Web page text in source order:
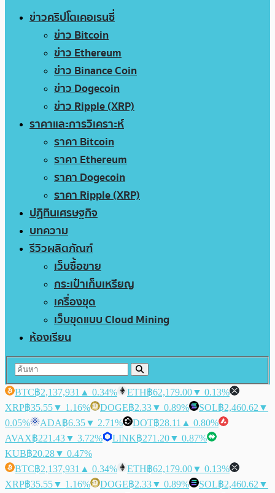
ข่าวคริปโตเคอเรนซี่
ข่าว Bitcoin
ข่าว Ethereum
ข่าว Binance Coin
ข่าว Dogecoin
ข่าว Ripple (XRP)
ราคาและการวิเคราะห์
ราคา Bitcoin
ราคา Ethereum
ราคา Dogecoin
ราคา Ripple (XRP)
ปฏิทินเศรษฐกิจ
บทความ
รีวิวผลิตภัณฑ์
เว็บซื้อขาย
กระเป๋าเก็บเหรียญ
เครื่องขุด
เว็บขุดแบบ Cloud Mining
ห้องเรียน
BTC฿2,137,931 ▲ 0.34% ETH฿62,179.00▼ 0.13%
XRP฿35.55▼ 1.16% DOGE฿2.33▼ 0.89% SOL฿2,460.62 ▼
0.05%
ADA฿6.35▼ 2.71% DOT฿28.11 ▲ 0.80%
AVAX฿221.43▼ 3.72% LINK฿271.20▼ 0.87%
KUB฿20.28▼ 0.47%
BTC฿2,137,931 ▲ 0.34% ETH฿62,179.00▼ 0.13%
XRP฿35.55▼ 1.16% DOGE฿2.33▼ 0.89% SOL฿2,460.62 ▼